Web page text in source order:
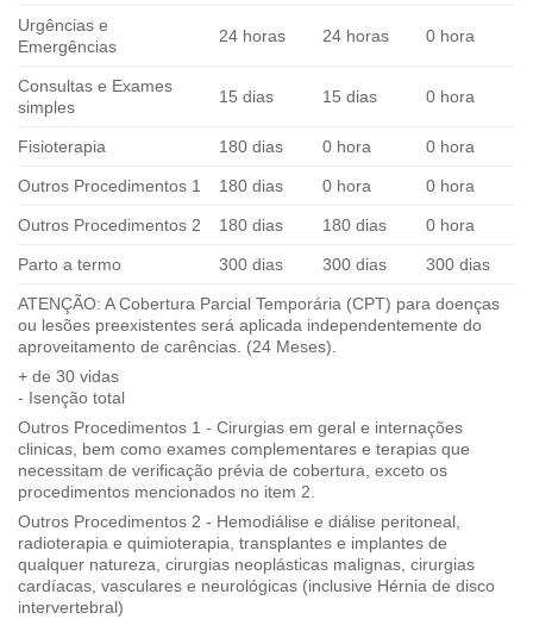
Urgências e
Emergências
24 horas 24 horas 0 hora
Consultas e Exames
simples
15 dias 15 dias 0 hora
Fisioterapia 180 dias 0 hora 0 hora
Outros Procedimentos 1 180 dias 0 hora 0 hora
Outros Procedimentos 2 180 dias 180 dias 0 hora
Parto a termo 300 dias 300 dias 300 dias
ATENÇÃO: A Cobertura Parcial Temporária (CPT) para doenças
ou lesões preexistentes será aplicada independentemente do
aproveitamento de carências. (24 Meses).
+ de 30 vidas
- Isenção total
Outros Procedimentos 1 - Cirurgias em geral e internações
clinicas, bem como exames complementares e terapias que
necessitam de verificação prévia de cobertura, exceto os
procedimentos mencionados no item 2.
Outros Procedimentos 2 - Hemodiálise e diálise peritoneal,
radioterapia e quimioterapia, transplantes e implantes de
qualquer natureza, cirurgias neoplásticas malignas, cirurgias
cardíacas, vasculares e neurológicas (inclusive Hérnia de disco
intervertebral)